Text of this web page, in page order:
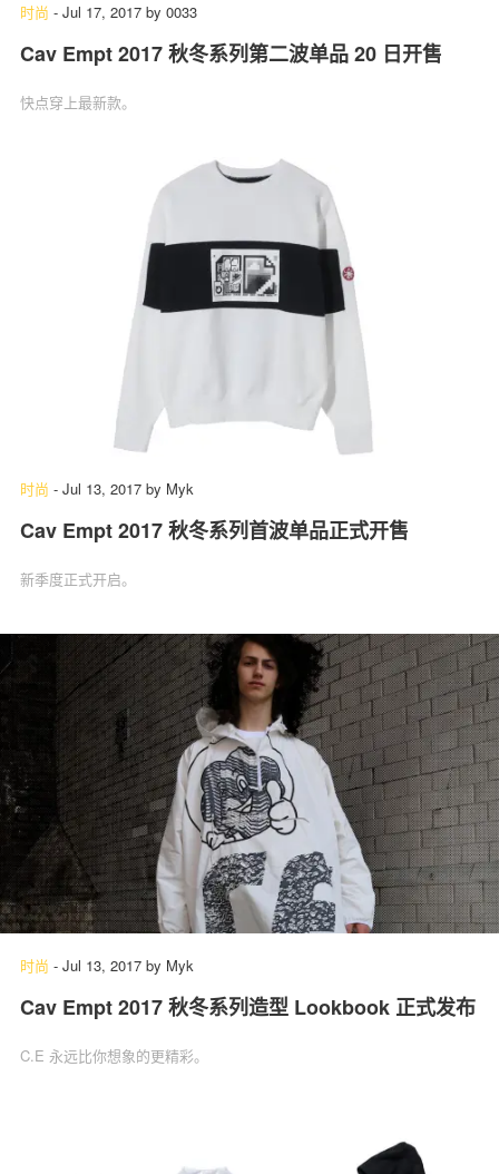
时尚 - Jul 17, 2017 by 0033
Cav Empt 2017 秋冬系列第二波单品 20 日开售
快点穿上最新款。
时尚 - Jul 13, 2017 by Myk
Cav Empt 2017 秋冬系列首波单品正式开售
新季度正式开启。
时尚 - Jul 13, 2017 by Myk
Cav Empt 2017 秋冬系列造型 Lookbook 正式发布
C.E 永远比你想象的更精彩。